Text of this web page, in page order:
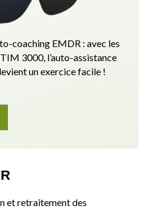
coaching EMDR : avec les
3000, l’auto-assistance
un exercice facile !
et retraitement des